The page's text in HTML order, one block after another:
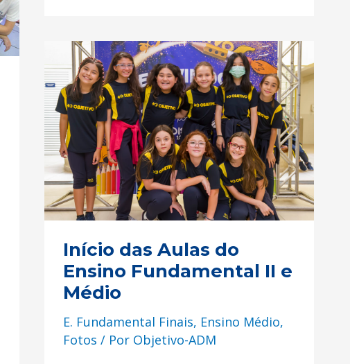
Início das Aulas do
Ensino Fundamental II e
Médio
E. Fundamental Finais, Ensino Médio,
Fotos / Por Objetivo-ADM
Início
das
Aulas
do
Ensino
Fundamental
II
e